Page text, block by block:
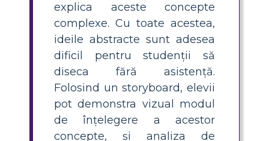
explica aceste concepte
complexe. Cu toate acestea,
ideile abstracte sunt adesea
dificil pentru studenții să
diseca fără asistență.
Folosind un storyboard, elevii
pot demonstra vizual modul
de înțelegere a acestor
concepte, și analiza de